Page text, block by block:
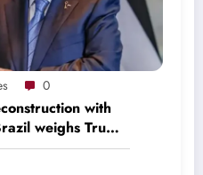
0
with
weighs Trump